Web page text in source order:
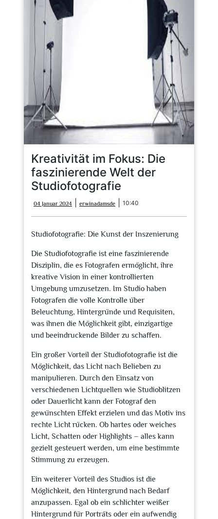
Kreativität im Fokus: Die
faszinierende Welt der
Studiofotografie
04 Januar 2024
Januar
2024
erwinadamsde erwinadamsde
10:40
Studiofotografie: Die Kunst der Inszenierung
Die Studiofotografie ist eine faszinierende
Disziplin, die es Fotografen ermöglicht, ihre
kreative Vision in einer kontrollierten
Umgebung umzusetzen. Im Studio haben
Fotografen die volle Kontrolle über
Beleuchtung, Hintergründe und Requisiten,
was ihnen die Möglichkeit gibt, einzigartige
und beeindruckende Bilder zu schaffen.
Ein großer Vorteil der Studiofotografie ist die
Möglichkeit, das Licht nach Belieben zu
manipulieren. Durch den Einsatz von
verschiedenen Lichtquellen wie Studioblitzen
oder Dauerlicht kann der Fotograf den
gewünschten Effekt erzielen und das Motiv ins
rechte Licht rücken. Ob hartes oder weiches
Licht, Schatten oder Highlights – alles kann
gezielt gesteuert werden, um eine bestimmte
Stimmung zu erzeugen.
Ein weiterer Vorteil des Studios ist die
Möglichkeit, den Hintergrund nach Bedarf
anzupassen. Egal ob ein schlichter weißer
Hintergrund für Porträts oder ein aufwendig